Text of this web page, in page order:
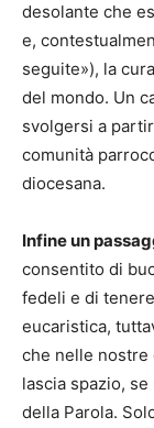
desolante che
e,
seguite»), la
del mondo. Un
svolgersi a
comunità
diocesana.
Infine un
consentito di
fedeli e di
eucaristica,
che nelle nostre
lascia spazio, se
della Parola.